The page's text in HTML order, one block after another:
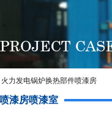
火力发电锅炉换热部件喷漆房
喷漆房喷漆室